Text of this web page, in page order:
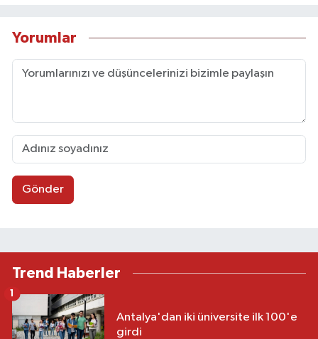
Yorumlar
Gönder
Trend Haberler
Antalya'dan iki üniversite ilk 100'e
girdi
1